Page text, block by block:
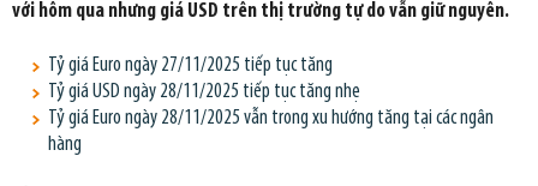
với hôm qua nhưng giá USD trên thị trường tự do vẫn giữ nguyên.
Tỷ giá Euro ngày 27/11/2025 tiếp tục tăng
Tỷ giá USD ngày 28/11/2025 tiếp tục tăng nhẹ
Tỷ giá Euro ngày 28/11/2025 vẫn trong xu hướng tăng tại các ngân
hàng